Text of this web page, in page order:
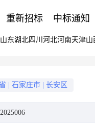
重新招标 中标通知
山东湖北四川 河北河南天津山
石家庄市 长安区